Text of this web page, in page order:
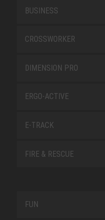
BUSINESS
CROSSWORKER
DIMENSION PRO
ERGO-ACTIVE
E-TRACK
FIRE & RESCUE
FUN